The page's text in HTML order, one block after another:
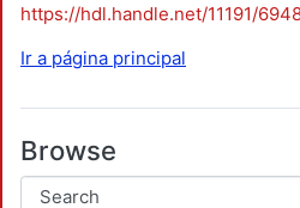
https://hdl.handle.net/11191/
Ir a página principal
Browse